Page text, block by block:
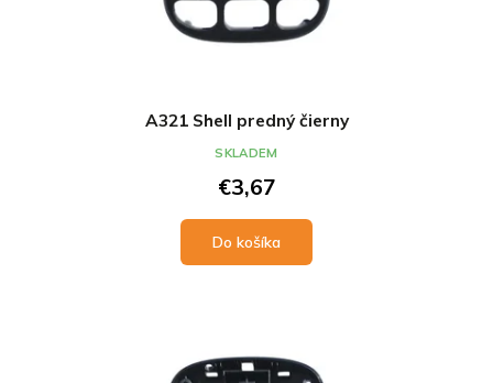
A321 Shell predný čierny
€3,67
Do košíka
SKLADEM